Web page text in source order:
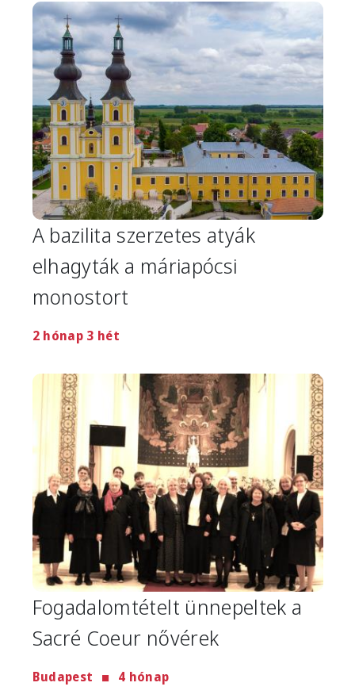
Image
A bazilita szerzetes atyák
elhagyták a máriapócsi
monostort
2 hónap 3 hét
Image
Fogadalomtételt ünnepeltek a
Sacré Coeur nővérek
Budapest 4 hónap